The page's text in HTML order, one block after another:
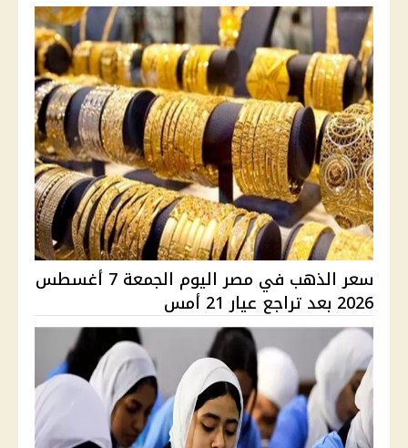
سعر الذهب في مصر اليوم الجمعة 7 أغسطس
2026 بعد تراجع عيار 21 أمس